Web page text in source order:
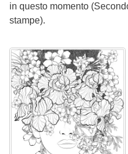
in questo momento
stampe).